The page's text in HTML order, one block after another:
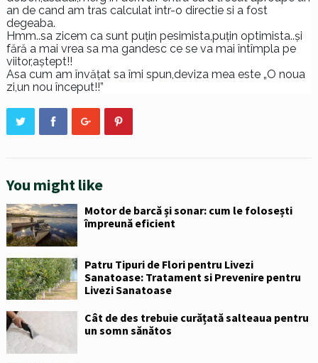
an de cand am tras calculat intr-o directie si a fost
degeaba.
Hmm..sa zicem ca sunt puțin pesimista,puțin optimista..și
fără a mai vrea sa ma gandesc ce se va mai întîmpla pe
viitor,aștept!!
Asa cum am învățat sa îmi spun,deviza mea este „O noua
zi,un nou început!!”
You might like
Motor de barcă și sonar: cum le folosești
împreună eficient
Patru Tipuri de Flori pentru Livezi
Sanatoase: Tratament si Prevenire pentru
Livezi Sanatoase
Cât de des trebuie curățată salteaua pentru
un somn sănătos